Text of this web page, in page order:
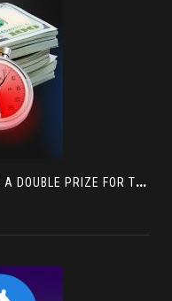
$
200,000 FAST MONEY CHALLENGE: A DOUBLE PRIZE FOR THE LEADER BASED ON 4 TOURNAMENTS